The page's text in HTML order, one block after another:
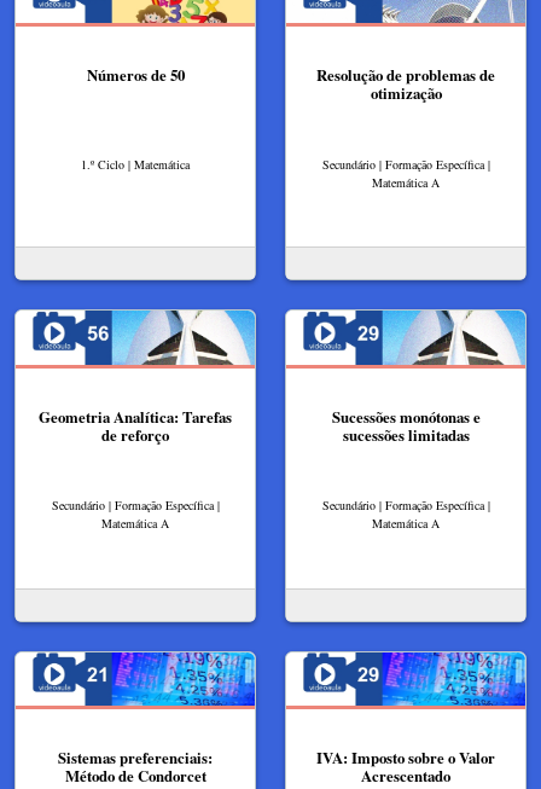
Números de 50
1.º Ciclo | Matemática
Resolução de problemas de
otimização
Secundário | Formação Específica |
Matemática A
Geometria Analítica: Tarefas
de reforço
Secundário | Formação Específica |
Matemática A
Sucessões monótonas e
sucessões limitadas
Secundário | Formação Específica |
Matemática A
Sistemas preferenciais:
Método de Condorcet
IVA: Imposto sobre o Valor
Acrescentado​